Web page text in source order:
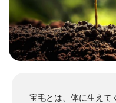
宝毛とは、体に生えて